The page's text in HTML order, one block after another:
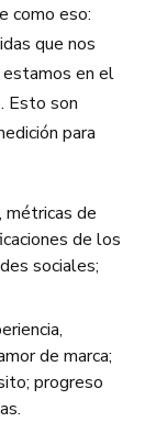
como eso:
que nos
en el
Esto son
para
métricas de
de los
sociales;
de marca;
progreso